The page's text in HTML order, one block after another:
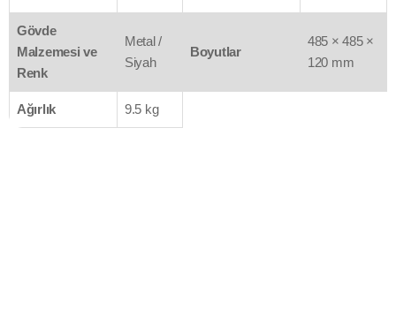
Gövde
Malzemesi ve
Renk
Metal /
Siyah
Boyutlar
485 × 485 ×
120 mm
Ağırlık 9.5 kg